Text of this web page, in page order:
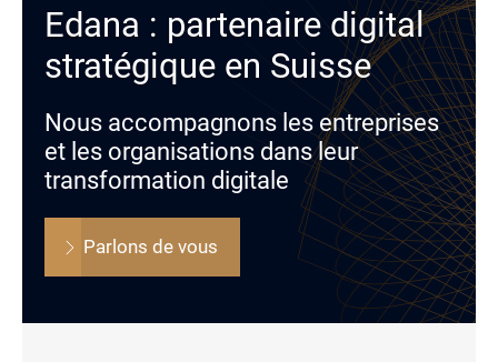
Edana : partenaire digital
stratégique en Suisse
Nous accompagnons les entreprises
et les organisations dans leur
transformation digitale
Parlons de vous